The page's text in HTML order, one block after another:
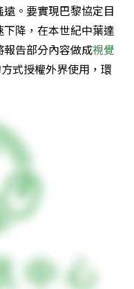
。要實現巴黎協定目
降，在本世紀中葉達
告部分內容做成視覺
式授權外界使用，環